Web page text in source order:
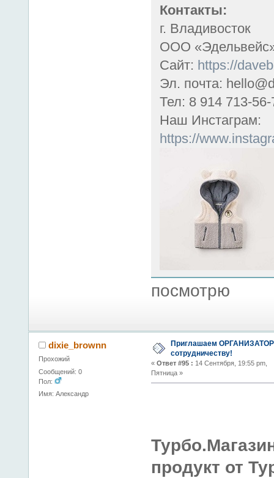
Контакты:
г. Владивосток
ООО
Сайт: https://
Эл. почта:
Тел: 8 914 713-56-
Наш Инстаграм:
https://
посмотрю
dixie_brownn
Прохожий
Сообщений: 0
Пол:
Имя: Александр
Приглашаем
сотрудничеству!
« Ответ #95 : 14 Сентября, 19:55 pm,
Пятница »
продукт от